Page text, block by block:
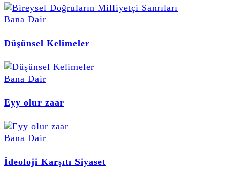
Bana Dair
Düşünsel Kelimeler
Bana Dair
Eyy olur zaar
Bana Dair
İdeoloji Karşıtı Siyaset